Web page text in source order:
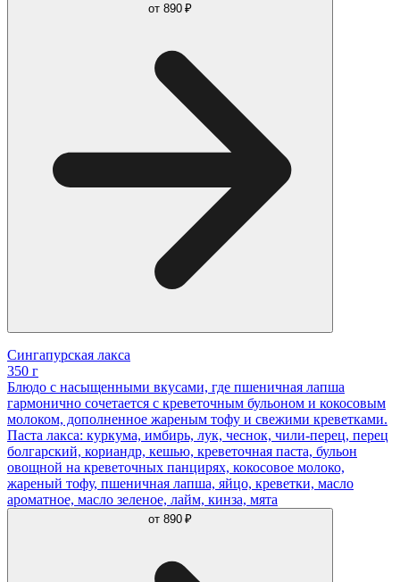
от 890 ₽
Сингапурская лакса
350 г
Блюдо с насыщенными вкусами, где пшеничная лапша
гармонично сочетается с креветочным бульоном и кокосовым
молоком, дополненное жареным тофу и свежими креветками.
Паста лакса: куркума, имбирь, лук, чеснок, чили-перец, перец
болгарский, кориандр, кешью, креветочная паста, бульон
овощной на креветочных панцирях, кокосовое молоко,
жареный тофу, пшеничная лапша, яйцо, креветки, масло
ароматное, масло зеленое, лайм, кинза, мята
от 890 ₽